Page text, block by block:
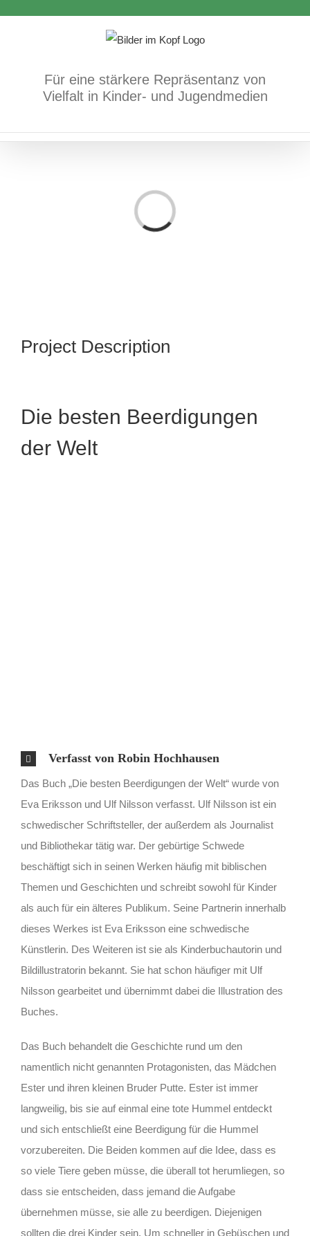
Für eine stärkere Repräsentanz von
Vielfalt in Kinder- und Jugendmedien
Loading...
Project Description
Die besten Beerdigungen
der Welt
Verfasst von Robin Hochhausen
Das Buch „Die besten Beerdigungen der Welt“ wurde von
Eva Eriksson und Ulf Nilsson verfasst. Ulf Nilsson ist ein
schwedischer Schriftsteller, der außerdem als Journalist
und Bibliothekar tätig war. Der gebürtige Schwede
beschäftigt sich in seinen Werken häufig mit biblischen
Themen und Geschichten und schreibt sowohl für Kinder
als auch für ein älteres Publikum. Seine Partnerin innerhalb
dieses Werkes ist Eva Eriksson eine schwedische
Künstlerin. Des Weiteren ist sie als Kinderbuchautorin und
Bildillustratorin bekannt. Sie hat schon häufiger mit Ulf
Nilsson gearbeitet und übernimmt dabei die Illustration des
Buches.
Das Buch behandelt die Geschichte rund um den
namentlich nicht genannten Protagonisten, das Mädchen
Ester und ihren kleinen Bruder Putte. Ester ist immer
langweilig, bis sie auf einmal eine tote Hummel entdeckt
und sich entschließt eine Beerdigung für die Hummel
vorzubereiten. Die Beiden kommen auf die Idee, dass es
so viele Tiere geben müsse, die überall tot herumliegen, so
dass sie entscheiden, dass jemand die Aufgabe
übernehmen müsse, sie alle zu beerdigen. Diejenigen
sollten die drei Kinder sein. Um schneller in Gebüschen und